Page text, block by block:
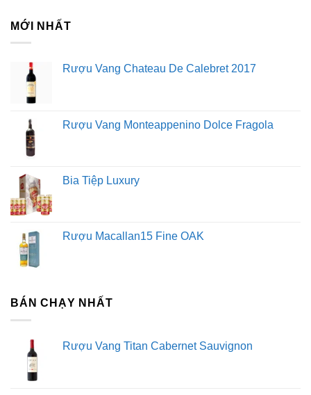
MỚI NHẤT
Rượu Vang Chateau De Calebret 2017
Rượu Vang Monteappenino Dolce Fragola
Bia Tiệp Luxury
Rượu Macallan15 Fine OAK
BÁN CHẠY NHẤT
Rượu Vang Titan Cabernet Sauvignon